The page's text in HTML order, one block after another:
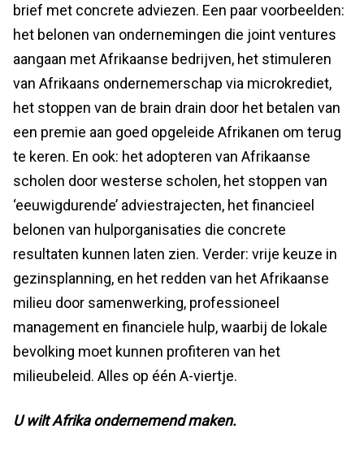
brief met concrete adviezen. Een paar voorbeelden:
het belonen van ondernemingen die joint ventures
aangaan met Afrikaanse bedrijven, het stimuleren
van Afrikaans ondernemerschap via microkrediet,
het stoppen van de brain drain door het betalen van
een premie aan goed opgeleide Afrikanen om terug
te keren. En ook: het adopteren van Afrikaanse
scholen door westerse scholen, het stoppen van
‘eeuwigdurende’ adviestrajecten, het financieel
belonen van hulporganisaties die concrete
resultaten kunnen laten zien. Verder: vrije keuze in
gezinsplanning, en het redden van het Afrikaanse
milieu door samenwerking, professioneel
management en financiele hulp, waarbij de lokale
bevolking moet kunnen profiteren van het
milieubeleid. Alles op één A-viertje.
U wilt Afrika ondernemend maken.